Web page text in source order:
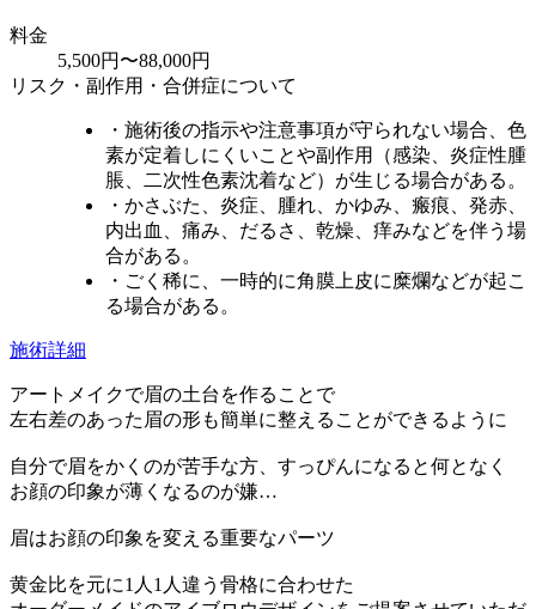
料金
5,500円〜88,000円
リスク・副作用・合併症について
・施術後の指示や注意事項が守られない場合、色
素が定着しにくいことや副作用（感染、炎症性腫
脹、二次性色素沈着など）が生じる場合がある。
・かさぶた、炎症、腫れ、かゆみ、瘢痕、発赤、
内出血、痛み、だるさ、乾燥、痒みなどを伴う場
合がある。
・ごく稀に、一時的に角膜上皮に糜爛などが起こ
る場合がある。
施術詳細
アートメイクで眉の土台を作ることで
左右差のあった眉の形も簡単に整えることができるように
自分で眉をかくのが苦手な方、すっぴんになると何となく
お顔の印象が薄くなるのが嫌…
眉はお顔の印象を変える重要なパーツ
黄金比を元に1人1人違う骨格に合わせた